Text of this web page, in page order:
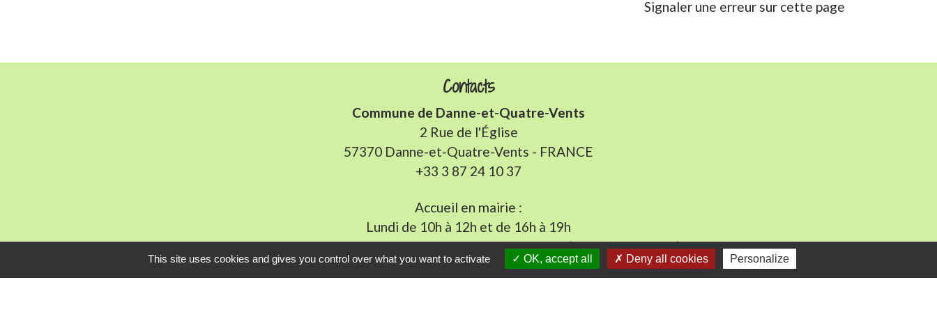
Signaler une erreur sur cette page
Contacts
Commune de Danne-et-Quatre-Vents
2 Rue de l'Église
57370 Danne-et-Quatre-Vents - FRANCE
+33 3 87 24 10 37
Accueil en mairie :
Lundi de 10h à 12h et de 16h à 19h
Mardi, jeudi et vendredi de 8h à 11h et de 14h à 16h(fermé le mercredi).
E-mail : mairie.danne-4-vents.57@orange.fr
This site uses cookies and gives you control over what you want to activate OK, accept all Deny all cookies Personalize